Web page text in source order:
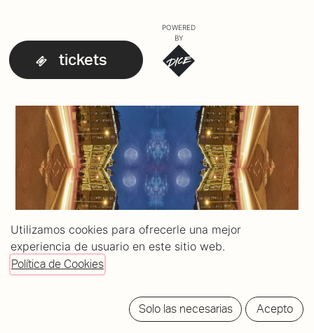
tickets
POWERED
BY
Utilizamos cookies para ofrecerle una mejor
experiencia de usuario en este sitio web.
Política de Cookies
Solo las necesarias Acepto